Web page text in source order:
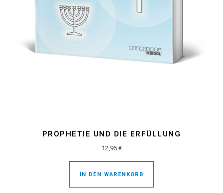
PROPHETIE UND DIE ERFÜLLUNG
12,95 €
IN DEN WARENKORB